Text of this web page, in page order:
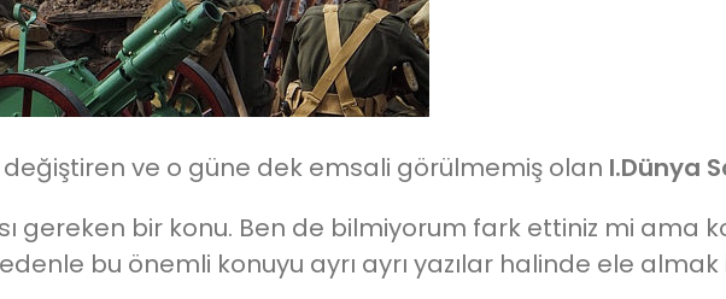
ve o güne dek emsali görülmemiş olan I.Dünya
gereken bir konu. Ben de bilmiyorum fark ettiniz mi ama
bu önemli konuyu ayrı ayrı yazılar halinde ele